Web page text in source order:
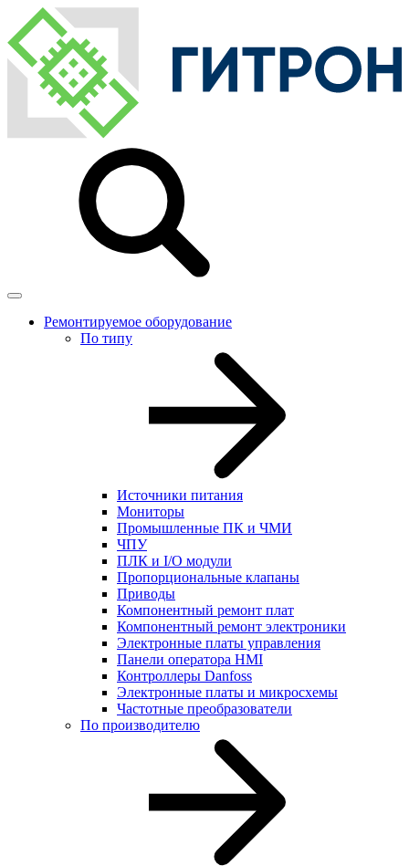
Ремонтируемое оборудование
По типу
Источники питания
Мониторы
Промышленные ПК и ЧМИ
ЧПУ
ПЛК и I/O модули
Пропорциональные клапаны
Приводы
Компонентный ремонт плат
Компонентный ремонт электроники
Электронные платы управления
Панели оператора HMI
Контроллеры Danfoss
Электронные платы и микросхемы
Частотные преобразователи
По производителю